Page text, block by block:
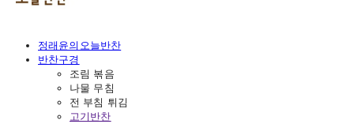
정래윤의오늘반찬
반찬구경
조림 볶음
나물 무침
전 부침 튀김
고기반찬